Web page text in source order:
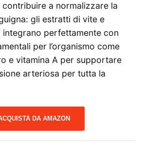
a normalizzare la
gli estratti di vite e
integrano perfettamente con
per l’organismo come
e vitamina A per supportare
arteriosa per tutta la
DA AMAZON